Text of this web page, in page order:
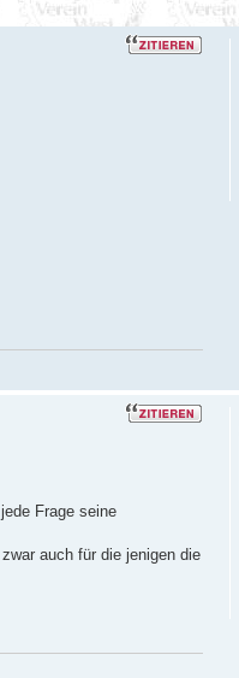
Frage seine
auch für die jenigen die